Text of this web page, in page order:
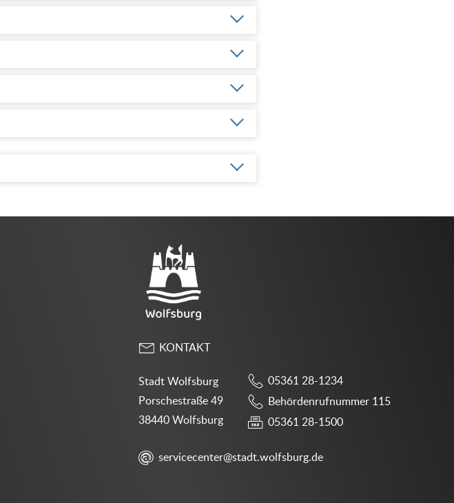
KONTAKT
Stadt Wolfsburg
Porschestraße 49
38440 Wolfsburg
05361 28-1234
Behördenrufnummer 115
05361 28-1500
servicecenter@stadt.wolfsburg.de